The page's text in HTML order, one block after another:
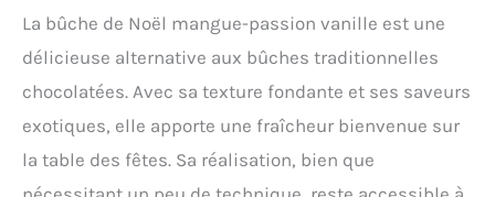
La bûche de Noël mangue-passion vanille est une
délicieuse alternative aux bûches traditionnelles
chocolatées. Avec sa texture fondante et ses saveurs
exotiques, elle apporte une fraîcheur bienvenue sur
la table des fêtes. Sa réalisation, bien que